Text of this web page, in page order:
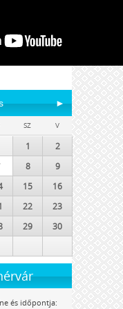
►
SZ V
1
2
8
9
15
16
22
23
29
30
és időpontja: